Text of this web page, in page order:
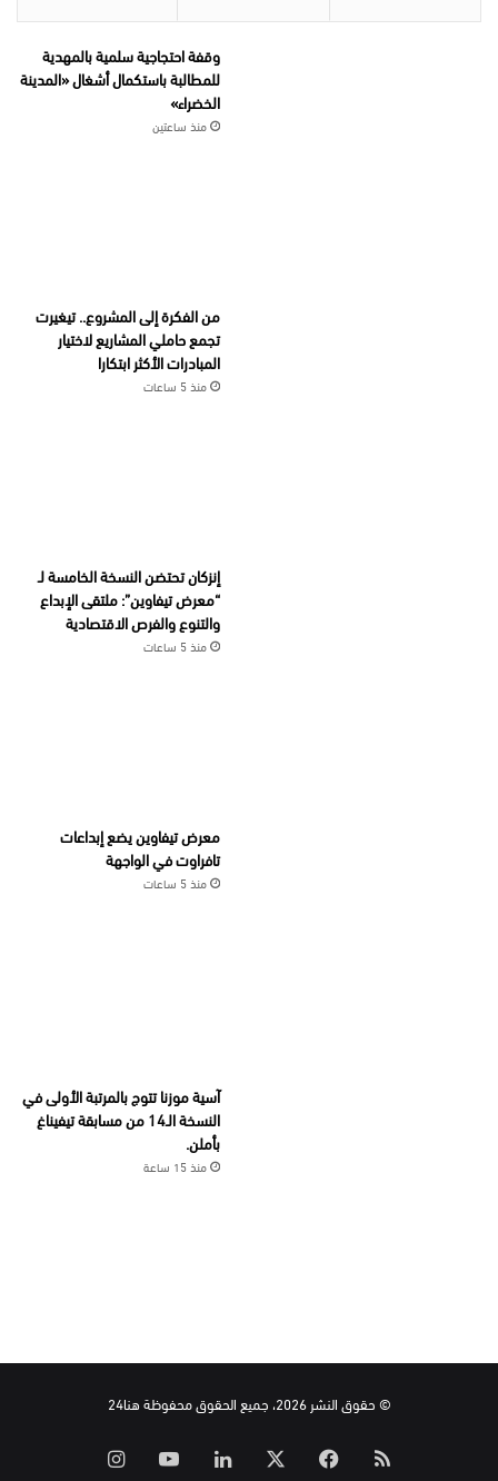
وقفة احتجاجية سلمية بالمهدية
للمطالبة باستكمال أشغال «المدينة
الخضراء»
منذ ساعتين
من الفكرة إلى المشروع.. تيغيرت
تجمع حاملي المشاريع لاختيار
المبادرات الأكثر ابتكارا
منذ 5 ساعات
إنزكان تحتضن النسخة الخامسة لـ
“معرض تيفاوين”: ملتقى الإبداع
والتنوع والفرص الاقتصادية
منذ 5 ساعات
معرض تيفاوين يضع إبداعات
تافراوت في الواجهة
منذ 5 ساعات
آسية موزنا تتوج بالمرتبة الأولى في
النسخة الـ14 من مسابقة تيفيناغ
بأملن.
منذ 15 ساعة
© حقوق النشر 2026، جميع الحقوق محفوظة هنا24
ملخص فيسبوك لينكدإن ‫YouTube